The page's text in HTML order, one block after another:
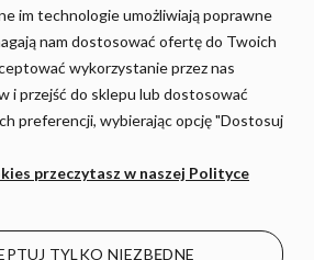
POMOC
MOJE KONTO
im technologie umożliwiają poprawne
nam dostosować ofertę do Twoich
wykorzystanie przez nas
i przejść do sklepu lub dostosować
preferencji, wybierając opcję "Dostosuj
przeczytasz w naszej Polityce
TYLKO NIEZBĘDNE